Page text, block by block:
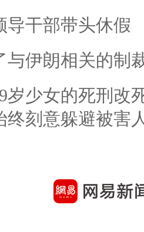
导干部带头休假
与伊朗相关的制
岁少女的死刑改
终刻意躲避被害